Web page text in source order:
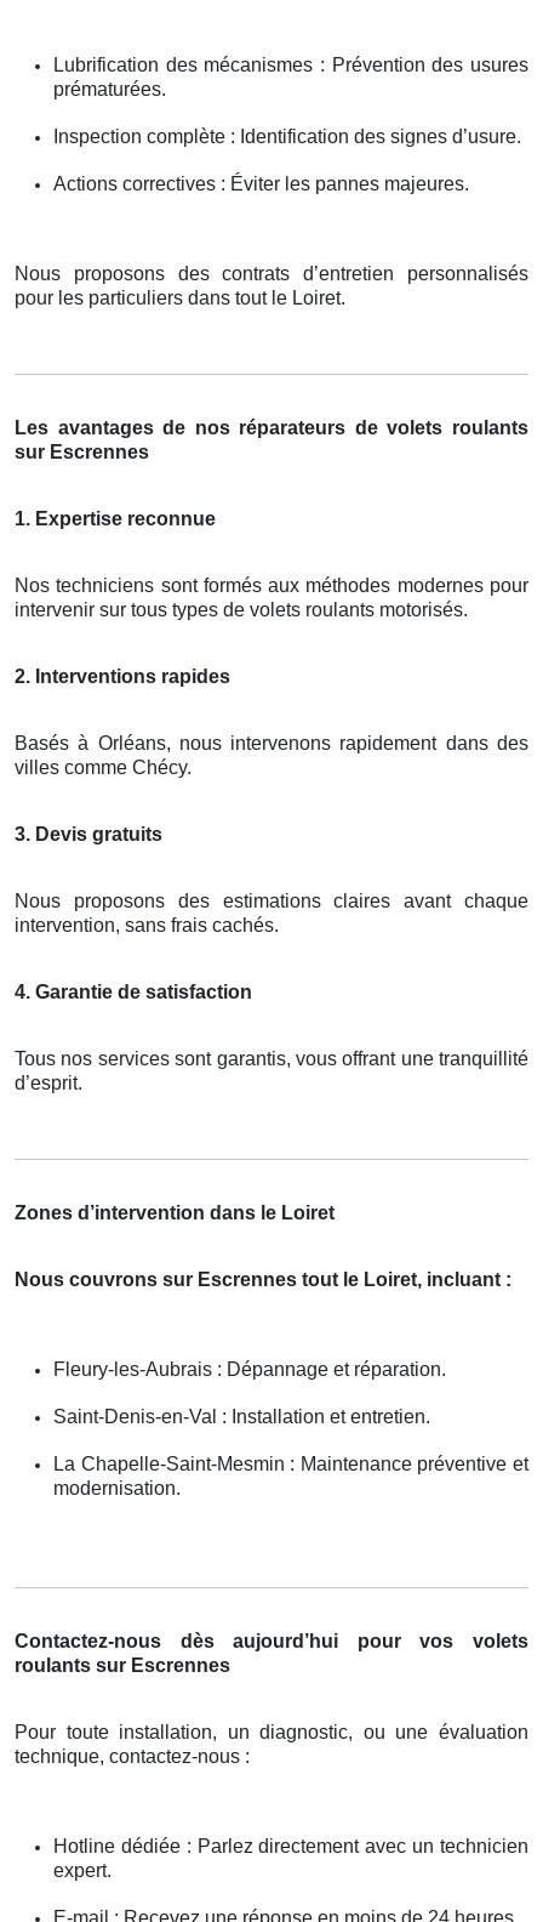
Lubrification des mécanismes : Prévention des usures
prématurées.
Inspection complète : Identification des signes d’usure.
Actions correctives : Éviter les pannes majeures.
Nous proposons des contrats d’entretien personnalisés
pour les particuliers dans tout le Loiret.
Les avantages de nos réparateurs de volets roulants
sur Escrennes
1. Expertise reconnue
Nos techniciens sont formés aux méthodes modernes pour
intervenir sur tous types de volets roulants motorisés.
2. Interventions rapides
Basés à Orléans, nous intervenons rapidement dans des
villes comme Chécy.
3. Devis gratuits
Nous proposons des estimations claires avant chaque
intervention, sans frais cachés.
4. Garantie de satisfaction
Tous nos services sont garantis, vous offrant une tranquillité
d’esprit.
Zones d’intervention dans le Loiret
Nous couvrons sur Escrennes tout le Loiret, incluant :
Fleury-les-Aubrais : Dépannage et réparation.
Saint-Denis-en-Val : Installation et entretien.
La Chapelle-Saint-Mesmin : Maintenance préventive et
modernisation.
Contactez-nous dès aujourd’hui pour vos volets
roulants sur Escrennes
Pour toute installation, un diagnostic, ou une évaluation
technique, contactez-nous :
Hotline dédiée : Parlez directement avec un technicien
expert.